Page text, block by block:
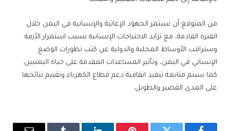
من المتوقع أن تستمر الجهود الإغاثية والإنسانية في اليمن خلال
الفترة القادمة، مع تزايد الاحتياجات الإنسانية بسبب استمرار الأزمة.
وستراقب الأوساط المحلية والدولية عن كثب تطورات الوضع
الإنساني في اليمن، وتأثير المساعدات المقدمة على حياة اليمنيين.
كما سيتم متابعة تنفيذ اتفاقية دعم قطاع الكهرباء وتقييم نتائجها
على المدى القصير والطويل.